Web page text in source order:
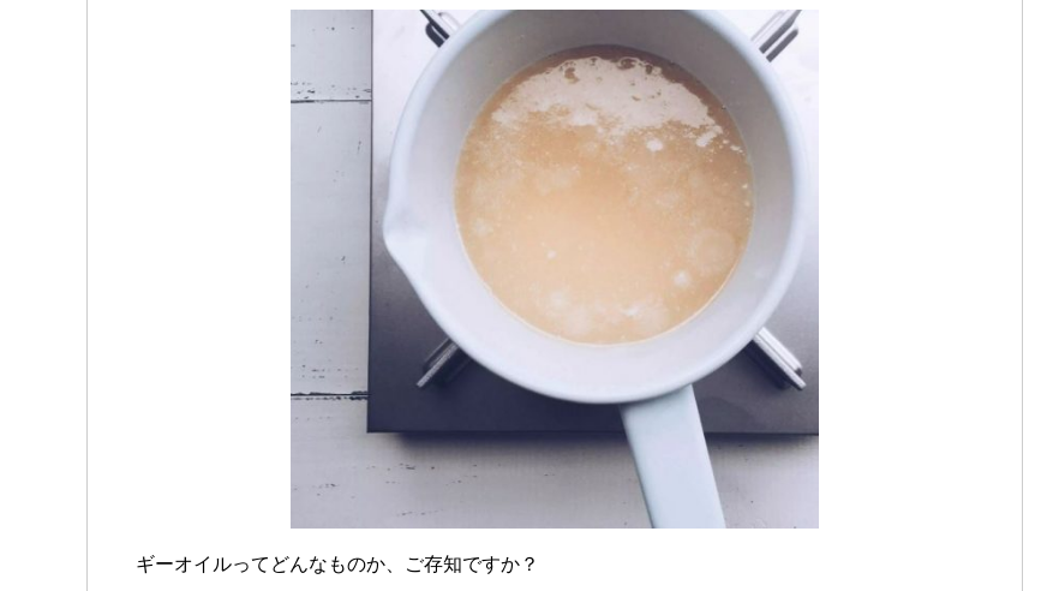
ギーオイルってどんなものか、ご存知ですか？